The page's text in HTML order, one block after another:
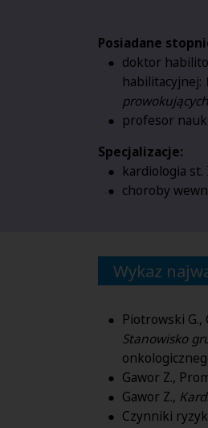
Posiadane
doktor
habilitacyjnej:
profesor nauk
Specjalizacje:
kardiologia st.
choroby
Wykaz
Piotrowski G.,
Stanowisko
Gawor Z.,
Gawor Z.,
Czynniki